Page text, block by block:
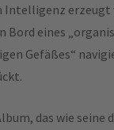
erzeugt
Bord eines
Gefäßes“
das wie seine